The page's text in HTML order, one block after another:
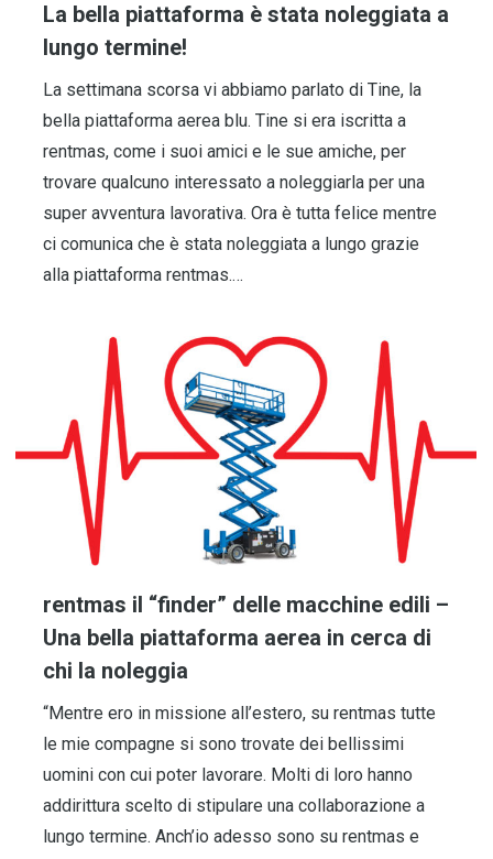
La bella piattaforma è stata noleggiata a
lungo termine!
La settimana scorsa vi abbiamo parlato di Tine, la
bella piattaforma aerea blu. Tine si era iscritta a
rentmas, come i suoi amici e le sue amiche, per
trovare qualcuno interessato a noleggiarla per una
super avventura lavorativa. Ora è tutta felice mentre
ci comunica che è stata noleggiata a lungo grazie
alla piattaforma rentmas.…
rentmas il “finder” delle macchine edili –
Una bella piattaforma aerea in cerca di
chi la noleggia
“Mentre ero in missione all’estero, su rentmas tutte
le mie compagne si sono trovate dei bellissimi
uomini con cui poter lavorare. Molti di loro hanno
addirittura scelto di stipulare una collaborazione a
lungo termine. Anch’io adesso sono su rentmas e